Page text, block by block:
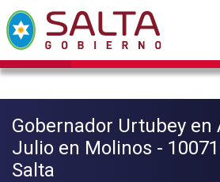
Gobernador Urtubey en
Julio en Molinos -
Salta